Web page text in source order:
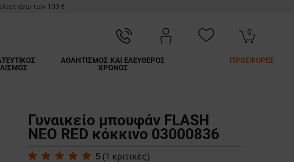
άνω των 100 €
0
ΑΘΛΗΤΙΣΜΟΣ ΚΑΙ ΕΛΕΥΘΕΡΟΣ
ΧΡΟΝΟΣ
ΠΡΟΣΦΟΡΕΣ
Γυναικείο μπουφάν FLASH
NEO RED κόκκινο 03000836
5 (1 κριτικές)